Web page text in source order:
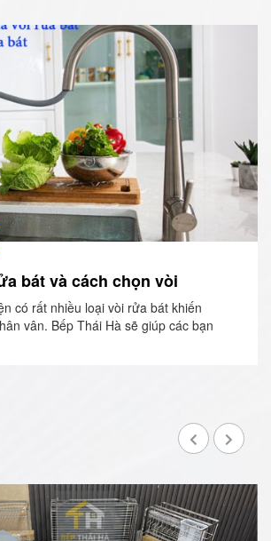
bát và cách chọn vòi
có rất nhiều loại vòi rửa bát khiến
vân. Bếp Thái Hà sẽ giúp các bạn